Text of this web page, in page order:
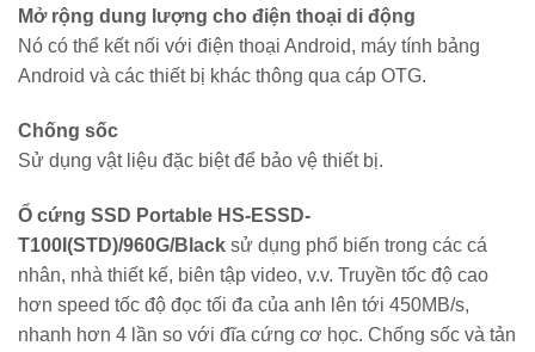
Mở rộng dung lượng cho điện thoại di động
Nó có thể kết nối với điện thoại Android, máy tính bảng
Android và các thiết bị khác thông qua cáp OTG.
Chống sốc
Sử dụng vật liệu đặc biệt để bảo vệ thiết bị.
Ổ cứng SSD Portable HS-ESSD-
T100I(STD)/960G/Black sử dụng phổ biến trong các cá
nhân, nhà thiết kế, biên tập video, v.v. Truyền tốc độ cao
hơn speed tốc độ đọc tối đa của anh lên tới 450MB/s,
nhanh hơn 4 lần so với đĩa cứng cơ học. Chống sốc và tản